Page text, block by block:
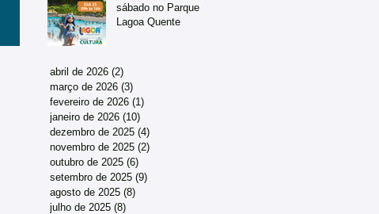
sábado no Parque
Lagoa Quente
abril de 2026 (2)
março de 2026 (3)
fevereiro de 2026 (1)
janeiro de 2026 (10)
dezembro de 2025 (4)
novembro de 2025 (2)
outubro de 2025 (6)
setembro de 2025 (9)
agosto de 2025 (8)
julho de 2025 (8)